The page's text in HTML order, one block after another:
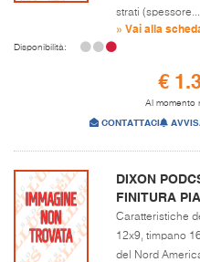
strati (spessore...
» Vai alla
Disponibilità:
€
Al momento
CONTATTACI
DIXON
FINITURA
Caratteristiche
12x9, timpano
del Nord